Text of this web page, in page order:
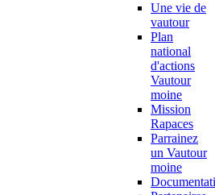
Une vie de
vautour
Plan
national
d'actions
Vautour
moine
Mission
Rapaces
Parrainez
un Vautour
moine